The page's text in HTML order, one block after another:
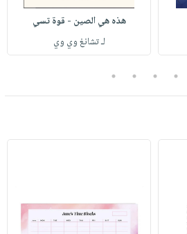
هذه هي الصين - قوة تسي
لـ تشانغ وي وي
2
3
4
5